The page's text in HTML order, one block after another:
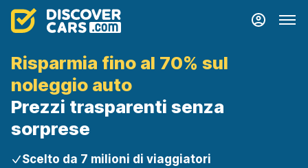
Risparmia fino al 70% sul
noleggio auto
Prezzi trasparenti senza
sorprese
Scelto da 7 milioni di viaggiatori